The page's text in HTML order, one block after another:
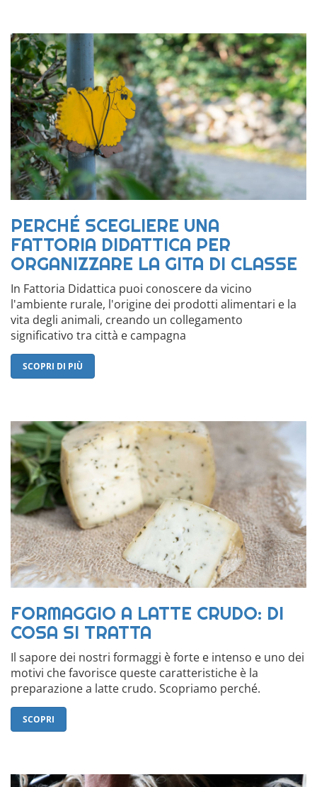
PERCHÉ SCEGLIERE UNA
FATTORIA DIDATTICA PER
ORGANIZZARE LA GITA DI CLASSE
In Fattoria Didattica puoi conoscere da vicino
l'ambiente rurale, l'origine dei prodotti alimentari e la
vita degli animali, creando un collegamento
significativo tra città e campagna
SCOPRI DI PIÙ
FORMAGGIO A LATTE CRUDO: DI
COSA SI TRATTA
Il sapore dei nostri formaggi è forte e intenso e uno dei
motivi che favorisce queste caratteristiche è la
preparazione a latte crudo. Scopriamo perché.
SCOPRI